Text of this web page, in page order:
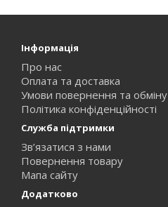
Інформація
Про нас
Оплата та доставка
Умови повернення та обміну
Політика конфіденційності
Служба підтримки
Зв’язатися з нами
Повернення товару
Мапа сайту
Додатково